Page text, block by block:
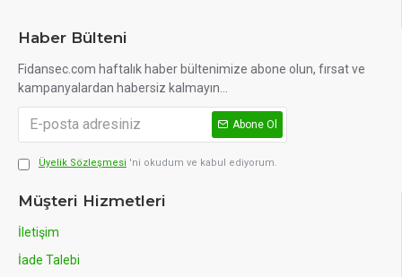
Haber Bülteni
Fidansec.com haftalık haber bültenimize abone olun, fırsat ve
kampanyalardan habersiz kalmayın...
Abone Ol
Üyelik Sözleşmesi 'ni okudum ve kabul ediyorum.
Müşteri Hizmetleri
İletişim
İade Talebi